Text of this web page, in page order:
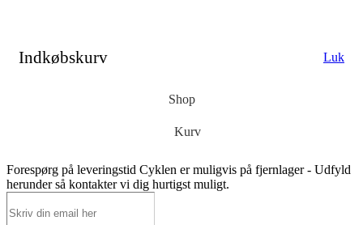
Indkøbskurv Luk
Shop
Kurv
Forespørg på leveringstid Cyklen er muligvis på fjernlager - Udfyld
herunder så kontakter vi dig hurtigst muligt.